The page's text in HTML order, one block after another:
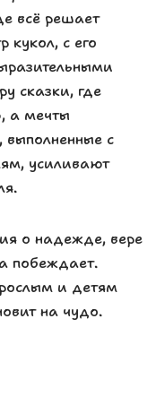
всё решает
кукол, с его
сказки, где
а мечты
с
усиливают
о надежде, вере
побеждает.
и детям
на чудо.